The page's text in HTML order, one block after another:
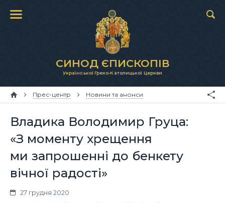
СИНОД ЄПИСКОПІВ
Української Греко-Католицької Церкви
Прес-центр Новини та анонси
Владика Володимир Груца:
«З моменту хрещення
ми запрошенні до бенкету
вічної радості»
27 грудня 2020